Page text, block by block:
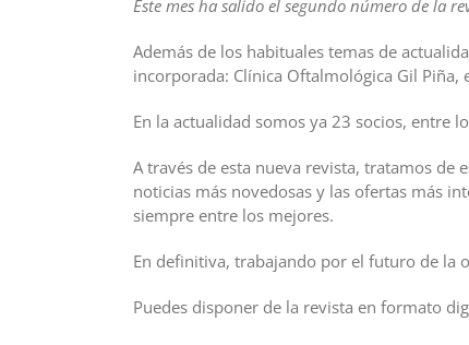
Este mes ha salido el segundo número de la
Además de los habituales temas de
incorporada: Clínica Oftalmológica Gil Piña,
En la actualidad somos ya 23 socios, entre
A través de esta nueva revista, tratamos de
noticias más novedosas y las ofertas más
siempre entre los mejores.
En definitiva, trabajando por el futuro de la
Puedes disponer de la revista en formato